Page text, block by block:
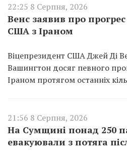
22:25 8 Серпня, 2026
Венс заявив про
США з Іраном
Віцепрезидент США Джей Ді
Вашингтон досяг певного
Іраном протягом останніх
21:56 8 Серпня, 2026
На Сумщині понад 250
евакуювали з потяга